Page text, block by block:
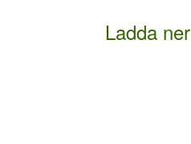
Ladda